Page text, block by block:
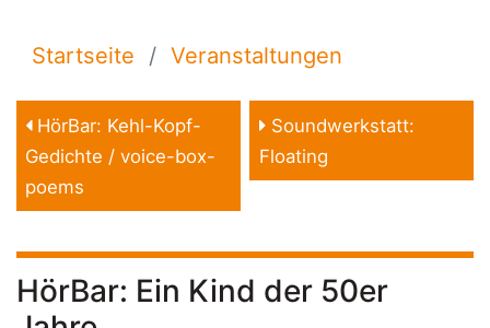
Startseite Veranstaltungen
HörBar: Kehl-Kopf-
Gedichte / voice-box-
poems
Soundwerkstatt:
Floating
HörBar: Ein Kind der 50er